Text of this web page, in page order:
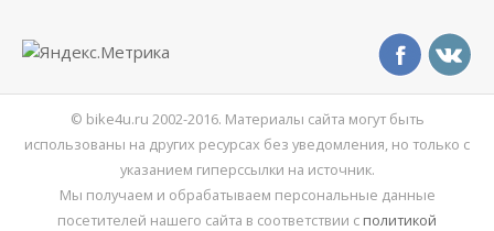
© bike4u.ru 2002-2016. Материалы сайта могут быть
использованы на других ресурсах без уведомления, но только с
указанием гиперссылки на источник.
Мы получаем и обрабатываем персональные данные
посетителей нашего сайта в соответствии с политикой